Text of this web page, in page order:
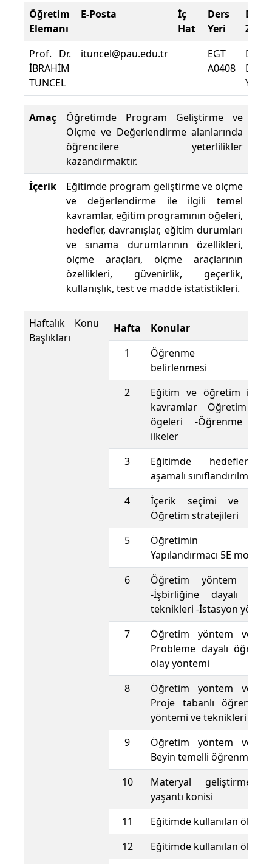
Öğretim
Elemanı
E-Posta
İç
Hat
Ders
Yeri
Prof. Dr.
İBRAHİM
TUNCEL
ituncel@pau.edu.tr
EGT
A0408
Amaç
Öğretimde Program Geliştirme ve
Ölçme ve Değerlendirme alanlarında
öğrencilere yeterlilikler
kazandırmaktır.
İçerik
Eğitimde program geliştirme ve ölçme
ve değerlendirme ile ilgili temel
kavramlar, eğitim programının öğeleri,
hedefler, davranışlar, eğitim durumları
ve sınama durumlarının özellikleri,
ölçme araçları, ölçme araçlarının
özellikleri, güvenirlik, geçerlik,
kullanışlık, test ve madde istatistikleri.
Haftalık Konu
Başlıkları
Hafta
Konular
1
Öğrenme
belirlenmesi
2
Eğitim ve öğretim ile
kavramlar Öğretim
ögeleri -Öğrenme ve
ilkeler
3
Eğitimde hedefler
aşamalı sınıflandırılması
4
İçerik seçimi ve
Öğretim stratejileri
5
Öğretimin
Yapılandırmacı 5E modeli
6
Öğretim yöntem ve
-İşbirliğine dayalı
teknikleri -İstasyon
7
Öğretim yöntem ve
Probleme dayalı
olay yöntemi
8
Öğretim yöntem ve
Proje tabanlı öğrenme -
yöntemi ve teknikleri
9
Öğretim yöntem ve
Beyin temelli öğrenme
10
Materyal geliştirme
yaşantı konisi
11
Eğitimde kullanılan ölçme
12
Eğitimde kullanılan ölçme